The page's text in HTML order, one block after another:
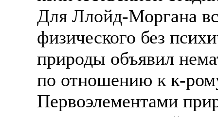
Для Ллойд-Моргана
физического без
природы объявил
по отношению к к-
Первоэлементами